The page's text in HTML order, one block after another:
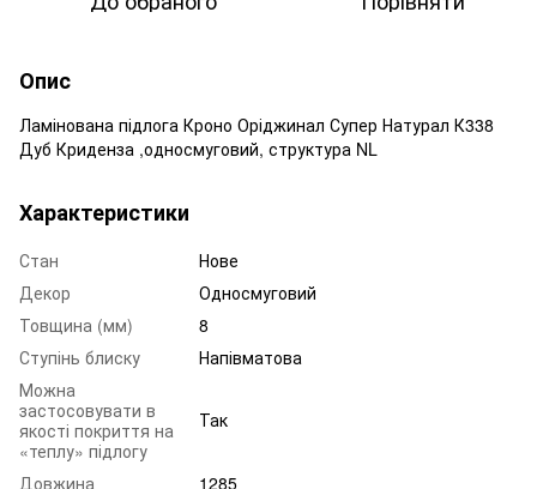
Опис
Ламінована підлога Кроно Оріджинал Супер Натурал К338
Дуб Криденза ,односмуговий, структура NL
Характеристики
Стан
Нове
Декор
Односмуговий
Товщина (мм)
8
Ступінь блиску
Напівматова
Можна
застосовувати в
якості покриття на
«теплу» підлогу
Так
Довжина
1285